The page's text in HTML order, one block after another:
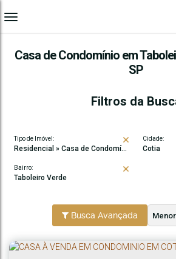
Casa de Condomínio em
SP
Filtros da
Tipo de Imóvel:
Residencial » Casa de Condomínio
Cidade:
Cotia
Bairro:
Taboleiro Verde
Busca Avançada